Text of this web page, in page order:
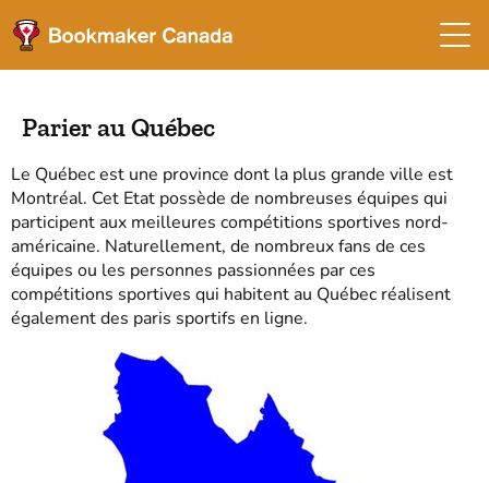
Parier au Québec
Le Québec est une province dont la plus grande ville est
Montréal. Cet Etat possède de nombreuses équipes qui
participent aux meilleures compétitions sportives nord-
américaine. Naturellement, de nombreux fans de ces
équipes ou les personnes passionnées par ces
compétitions sportives qui habitent au Québec réalisent
également des paris sportifs en ligne.